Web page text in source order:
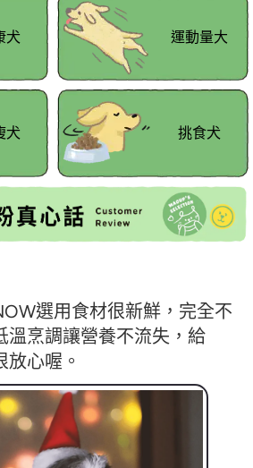
犬 運動量大
犬 挑食犬
選用食材很新鮮，完全不
溫烹調讓營養不流失，給
心喔。